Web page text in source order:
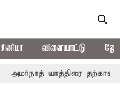
சினிமா விளையாட்டு
அமர்நாத் யாத்திரை